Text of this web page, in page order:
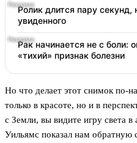
Ролик длится пару
увиденного
Рак начинается не с боли:
«тихий» признак болезни
Но что делает этот снимок по-
только в красоте, но и в
с Земли, вы видите игру света
Уильямс показал нам обратную